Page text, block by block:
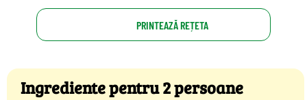
PRINTEAZĂ REȚETA
Ingrediente pentru 2 persoane